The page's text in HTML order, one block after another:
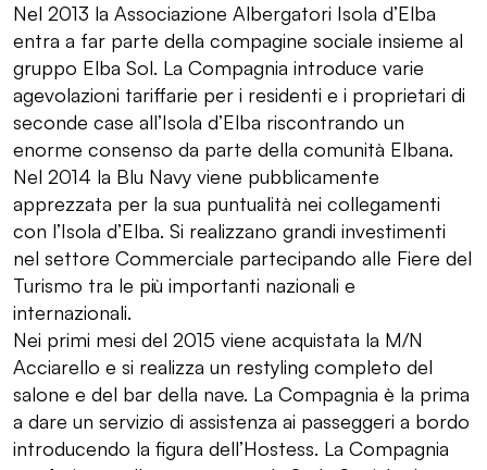
Nel 2013 la Associazione Albergatori Isola d’Elba
entra a far parte della compagine sociale insieme al
gruppo Elba Sol. La Compagnia introduce varie
agevolazioni tariffarie per i residenti e i proprietari di
seconde case all’Isola d’Elba riscontrando un
enorme consenso da parte della comunità Elbana.
Nel 2014 la Blu Navy viene pubblicamente
apprezzata per la sua puntualità nei collegamenti
con l’Isola d’Elba. Si realizzano grandi investimenti
nel settore Commerciale partecipando alle Fiere del
Turismo tra le più importanti nazionali e
internazionali.
Nei primi mesi del 2015 viene acquistata la M/N
Acciarello e si realizza un restyling completo del
salone e del bar della nave. La Compagnia è la prima
a dare un servizio di assistenza ai passeggeri a bordo
introducendo la figura dell’Hostess. La Compagnia